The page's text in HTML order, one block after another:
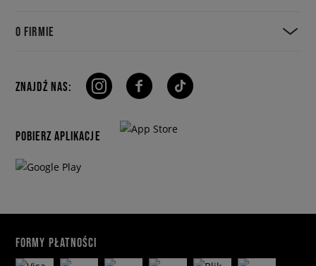
O FIRMIE
ZNAJDŹ NAS:
POBIERZ APLIKACJE
FORMY PŁATNOŚCI